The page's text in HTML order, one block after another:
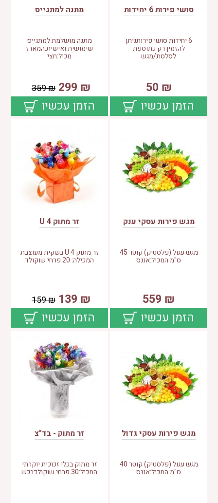
סושי פירות 6 יחידות
6 יחידות סושי פירותניתן
להזמין רק כתוספת
לסלסת/מגש
₪
50
הזמן עכשיו
מתנה למתגייס
מתנה מושלמת למתגייס
שימושית ואישית.המארז
מכיל:חצי
₪
299
₪
359
הזמן עכשיו
מגש פירות עסקי ענק
מגש עגול (פלסטיק) קוטר 45
ס"מ המכיל:אננס
₪
559
הזמן עכשיו
זר מתוק 4 U
זר מתוק 4 U בשקית מעוצבת
המכילה: 20 פרחי שוקולד
₪
139
₪
159
הזמן עכשיו
מגש פירות עסקי גדול
מגש עגול (פלסטיק) קוטר 40
ס"מ המכיל:אננס
זר מתוק - בד"צ
זר מתוק בכלי זכוכית יוקרתי
המכיל:30 פרחי שוקולדבכש